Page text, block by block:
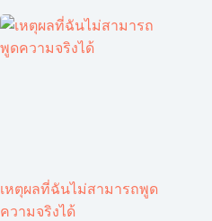
เหตุผลที่ฉันไม่สามารถพูด
ความจริงได้